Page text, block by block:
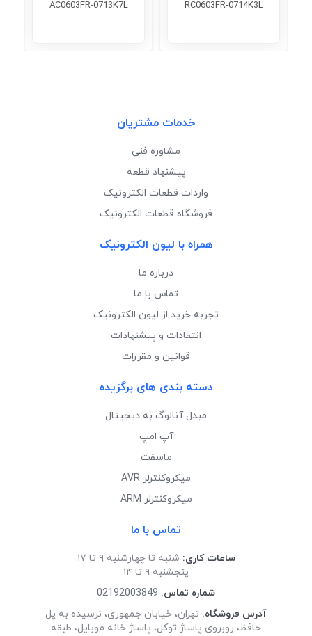
RC0603FR-0714K3L
AC0603FR-0713K7L
خدمات مشتریان
مشاوره فنی
پیشنهاد قطعه
واردات قطعات الکترونیک
فروشگاه قطعات الکترونیک
همراه با لیون الکترونیک
درباره ما
تماس با ما
تجربه خرید از لیون الکترونیک
انتقادات و پیشنهادات
قوانین و مقررات
دسته بندی های برگزیده
مبدل آنالوگ به دیجیتال
آپ امپ
ماسفت
میکروکنترلر AVR
میکروکنترلر ARM
تماس با ما
ساعات کاری: شنبه تا چهارشنبه ۹ تا ۱۷
پنجشنبه ۹ تا ۱۴
شماره تماس: 02192003849
آدرس فروشگاه: تهران، خیابان جمهوری، نرسیده به پل
حافظ، روبروی پاساژ توکل، پاساژ خانه موبایل، طبقه